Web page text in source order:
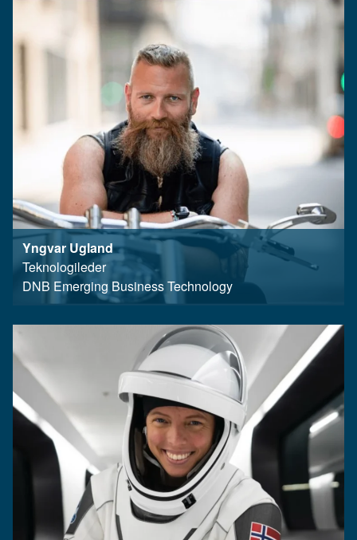
Yngvar Ugland
Teknologileder
DNB Emerging Business Technology